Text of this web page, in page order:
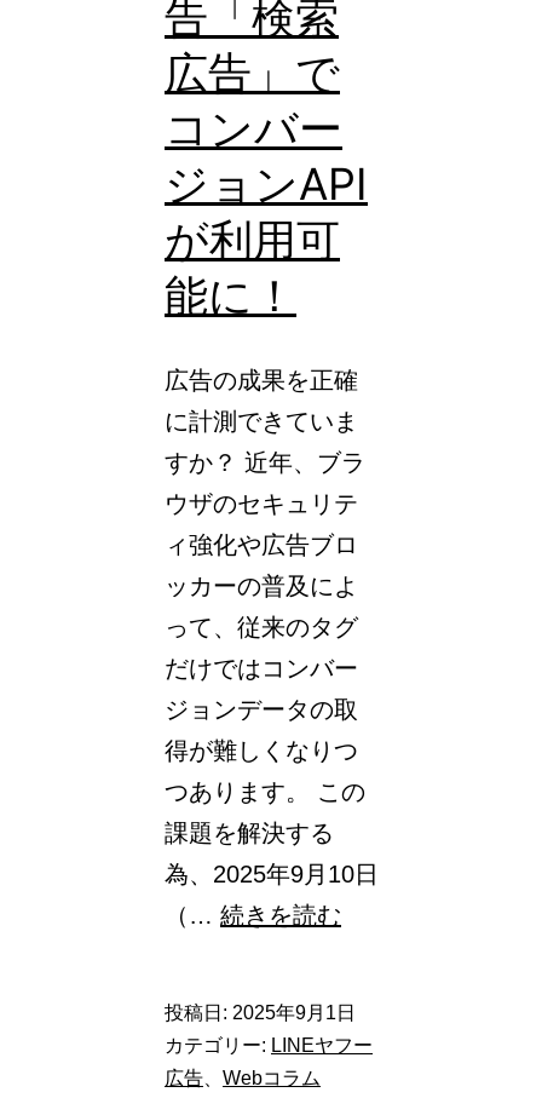
が
入
へ！
Cookie
規
制
の
コ
ン
バ
ー
ジ
ョ
ン
測
定
を
補
完
し、
告
効
果
告「検索
広告」で
コンバー
ジョンAPI
が利用可
能に！
広告の成果を正確
に計測できていま
すか？ 近年、ブラ
ウザのセキュリテ
ィ強化や広告ブロ
ッカーの普及によ
って、従来のタグ
だけではコンバー
ジョンデータの取
得が難しくなりつ
つあります。 この
課題を解決する
為、2025年9月10日
（… 続きを読む
「検
投稿日: 2025年9月1日
カテゴリー: LINEヤフー
広告
Webコラム